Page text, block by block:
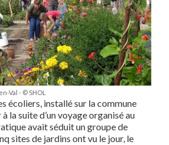
Val - © SHOL
écoliers, installé sur la commune
la suite d’un voyage organisé au
avait séduit un groupe de
sites de jardins ont vu le jour, le